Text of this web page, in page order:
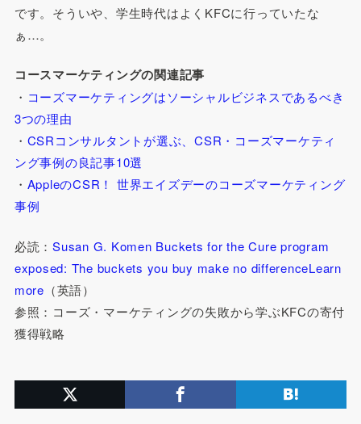
です。そういや、学生時代はよくKFCに行っていたな
ぁ…。
コースマーケティングの関連記事
・ コーズマーケティングはソーシャルビジネスであるべき
3つの理由
・ CSRコンサルタントが選ぶ、CSR・コーズマーケティ
ング事例の良記事10選
・ AppleのCSR！ 世界エイズデーのコーズマーケティング
事例
必読：Susan G. Komen Buckets for the Cure program
exposed: The buckets you buy make no differenceLearn
more （英語）
参照：コーズ・マーケティングの失敗から学ぶKFCの寄付
獲得戦略